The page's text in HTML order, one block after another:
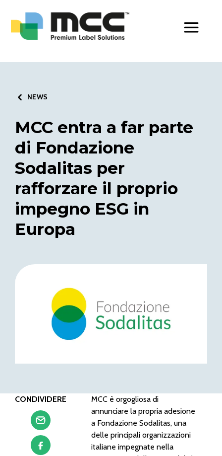
NEWS
MCC entra a far parte
di Fondazione
Sodalitas per
rafforzare il proprio
impegno ESG in
Europa
CONDIVIDERE
MCC è orgogliosa di
annunciare la propria adesione
a Fondazione Sodalitas, una
delle principali organizzazioni
italiane impegnate nella